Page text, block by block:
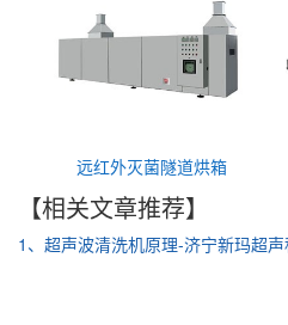
远红外灭菌隧道烘箱
【相关文章推荐】
1、超声波清洗机原理-济宁新玛超声